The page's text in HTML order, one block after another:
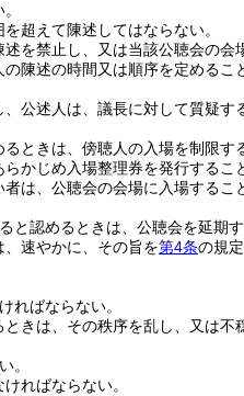
超えて陳述してはならない。
を禁止し、又は当該公聴会の会
陳述の時間又は順序を定めるこ
、公述人は、議長に対して質疑す
ときは、傍聴人の入場を制限す
かじめ入場整理券を発行するこ
は、公聴会の会場に入場するこ
認めるときは、公聴会を延期す
速やかに、その旨を第4条の規
ればならない。
きは、その秩序を乱し、又は不
。
ればならない。